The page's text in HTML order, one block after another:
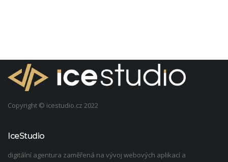
Copyright © icestudio.cz 2022
IceStudio
digitální agentura zaměřená na vývoj webových aplikací a